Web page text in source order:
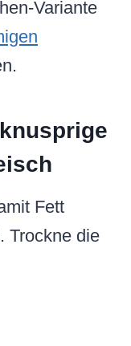
Variante
Fett
Trockne die